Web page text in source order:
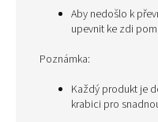
Aby nedošlo k
upevnit ke zdi
Poznámka:
Každý produkt je
krabici pro